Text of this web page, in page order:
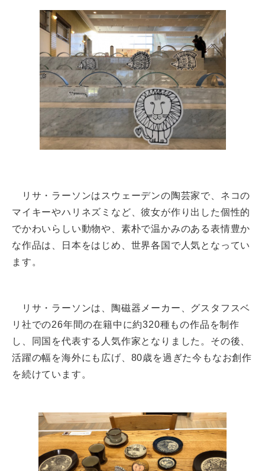
リサ・ラーソンはスウェーデンの陶芸家で、ネコの
マイキーやハリネズミなど、彼女が作り出した個性的
でかわいらしい動物や、素朴で温かみのある表情豊か
な作品は、日本をはじめ、世界各国で人気となってい
ます。
リサ・ラーソンは、陶磁器メーカー、グスタフスベ
リ社での26年間の在籍中に約320種もの作品を制作
し、同国を代表する人気作家となりました。その後、
活躍の幅を海外にも広げ、80歳を過ぎた今もなお創作
を続けています。